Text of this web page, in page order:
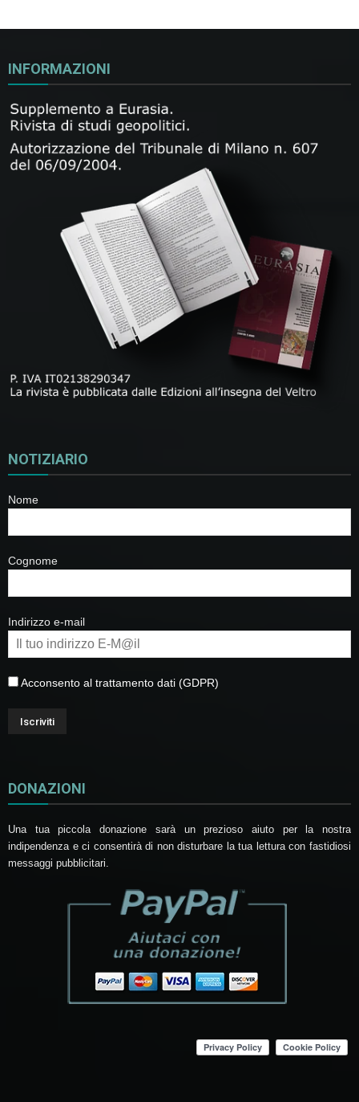
INFORMAZIONI
NOTIZIARIO
Nome
Cognome
Indirizzo e-mail
Acconsento al trattamento dati (GDPR)
DONAZIONI
Una tua piccola donazione sarà un prezioso aiuto per la nostra
indipendenza e ci consentirà di non disturbare la tua lettura con fastidiosi
messaggi pubblicitari.